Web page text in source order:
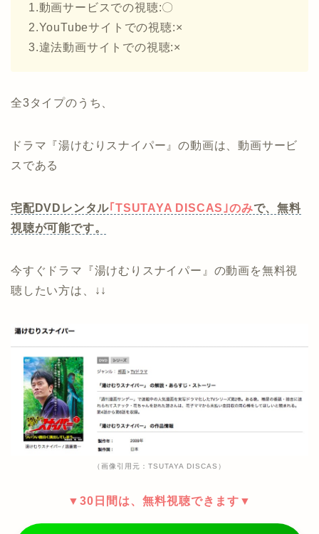
1.動画サービスでの視聴:〇
2.YouTubeサイトでの視聴:×
3.違法動画サイトでの視聴:×
全3タイプのうち、
ドラマ『湯けむりスナイパー』の動画は、動画サービ
スである
宅配DVDレンタル｢TSUTAYA DISCAS｣のみで、無料
視聴が可能です。
今すぐドラマ『湯けむりスナイパー』の動画を無料視
聴したい方は、↓↓
（画像引用元：TSUTAYA DISCAS）
▼30日間は、無料視聴できます▼